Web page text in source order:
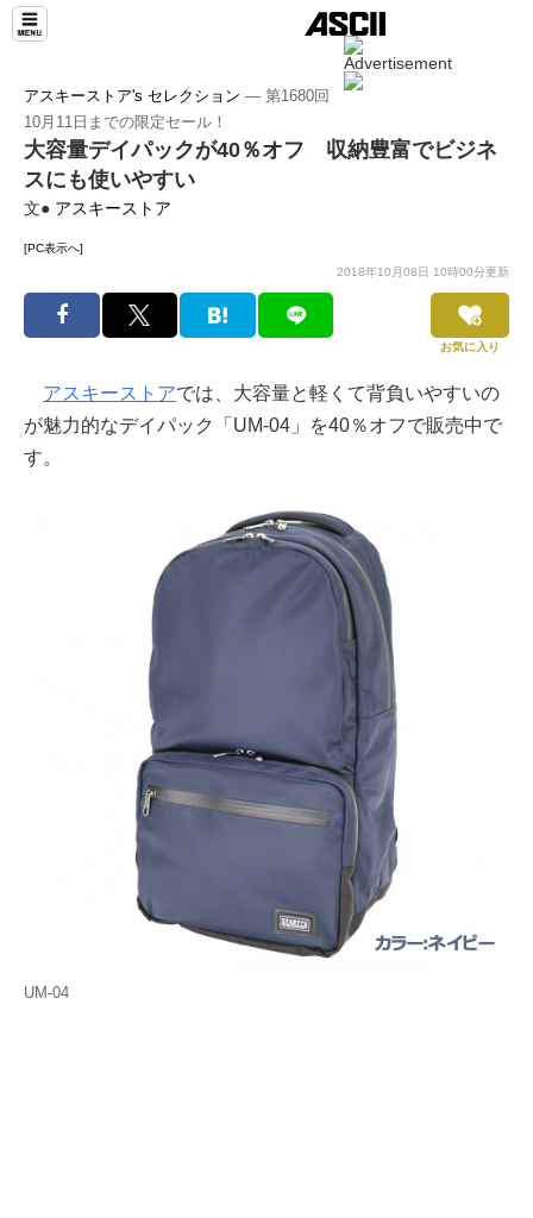
アスキーストア's セレクション ― 第1680回
10月11日までの限定セール！
大容量デイパックが40％オフ 収納豊富でビジネ
スにも使いやすい
文● アスキーストア
[PC表示へ]
2018年10月08日 10時00分更新
お気に入り
アスキーストアでは、大容量と軽くて背負いやすいの
が魅力的なデイパック「UM-04」を40％オフで販売中で
す。
UM-04